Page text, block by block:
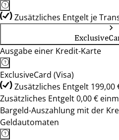
Zusätzliches Entgelt je
Ausgabe einer Kredit-Karte
ExclusiveCard (Visa)
Zusätzliches Entgelt 199,00
Zusätzliches Entgelt 0,00 €
Bargeld-Auszahlung mit der
Geldautomaten